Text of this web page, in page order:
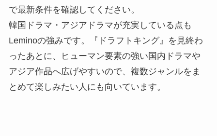
で最新条件を確認してください。
韓国ドラマ・アジアドラマが充実している点も
Leminoの強みです。『ドラフトキング』を見終わ
ったあとに、ヒューマン要素の強い国内ドラマや
アジア作品へ広げやすいので、複数ジャンルをま
とめて楽しみたい人にも向いています。